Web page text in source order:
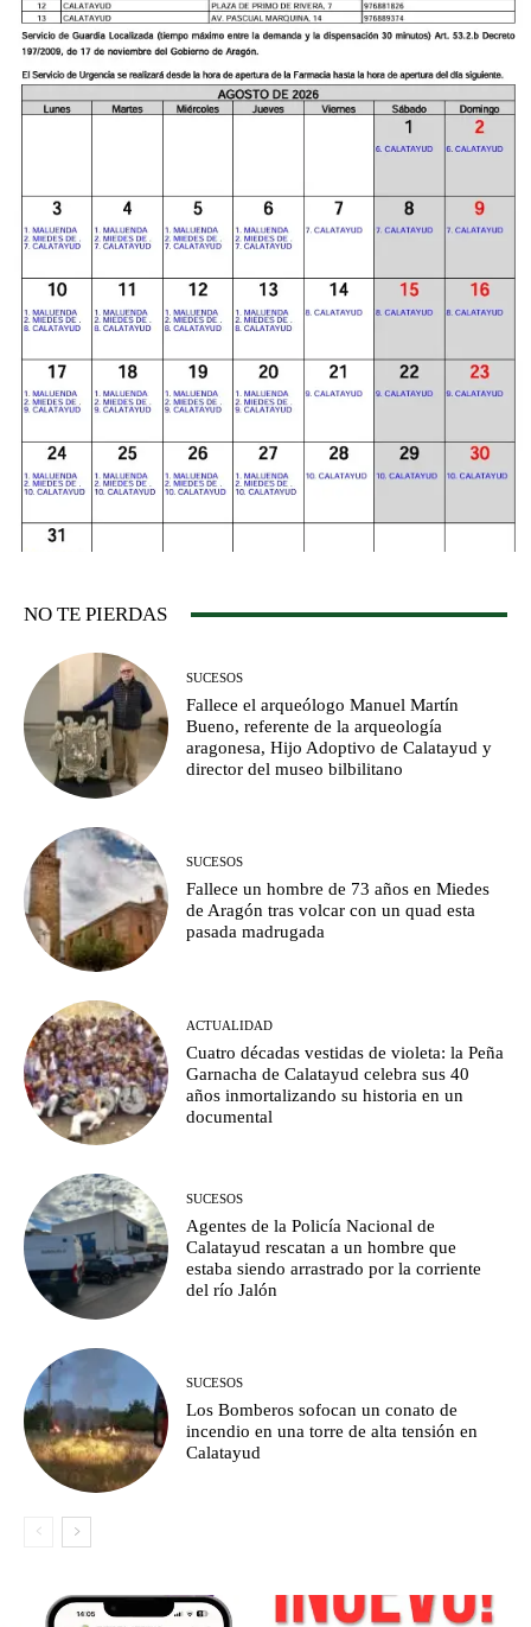
NO TE PIERDAS
SUCESOS
Fallece el arqueólogo Manuel Martín
Bueno, referente de la arqueología
aragonesa, Hijo Adoptivo de Calatayud y
director del museo bilbilitano
SUCESOS
Fallece un hombre de 73 años en Miedes
de Aragón tras volcar con un quad esta
pasada madrugada
ACTUALIDAD
Cuatro décadas vestidas de violeta: la Peña
Garnacha de Calatayud celebra sus 40
años inmortalizando su historia en un
documental
SUCESOS
Agentes de la Policía Nacional de
Calatayud rescatan a un hombre que
estaba siendo arrastrado por la corriente
del río Jalón
SUCESOS
Los Bomberos sofocan un conato de
incendio en una torre de alta tensión en
Calatayud